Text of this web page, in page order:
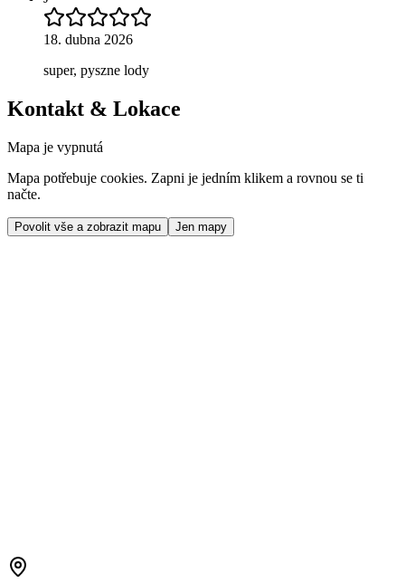
18. dubna 2026
super, pyszne lody
Kontakt & Lokace
Mapa je vypnutá
Mapa potřebuje cookies. Zapni je jedním klikem a rovnou se ti
načte.
Povolit vše a zobrazit mapu Jen mapy